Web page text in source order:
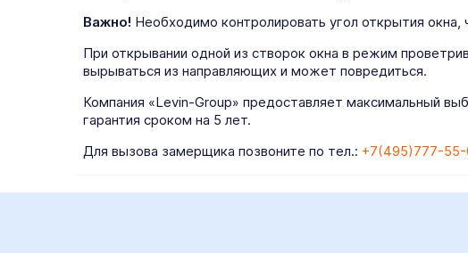
Важно! Необходимо контролировать угол открытия окна,
При открывании одной из створок окна в режим
вырываться из направляющих и может повредиться.
Компания «Levin-Group» предоставляет максимальный
гарантия сроком на 5 лет.
Для вызова замерщика позвоните по тел.: +7(495)777-55-